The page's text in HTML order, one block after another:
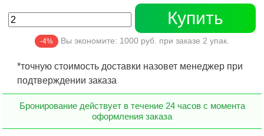
Купить
-4% Вы экономите: 1000 руб. при заказе 2 упак.
*точную стоимость доставки назовет менеджер при
подтверждении заказа
Бронирование действует в течение 24 часов с момента
оформления заказа